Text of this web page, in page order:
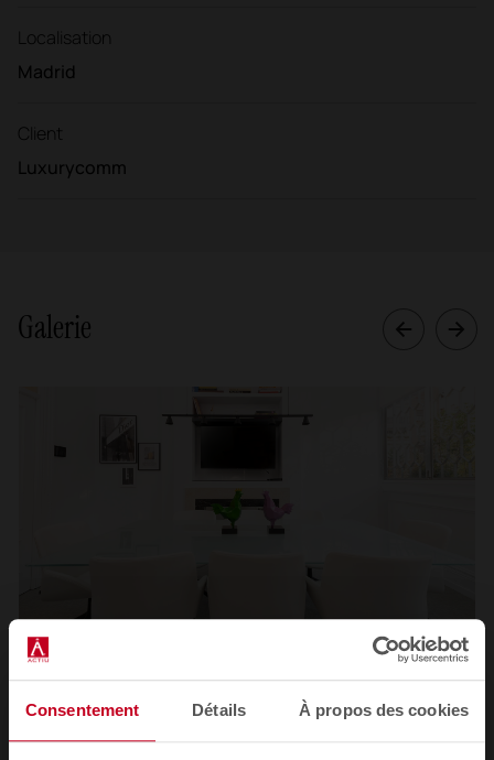
Consentement Détails À propos des cookies
Localisation
Madrid
Client
Luxurycomm
Galerie